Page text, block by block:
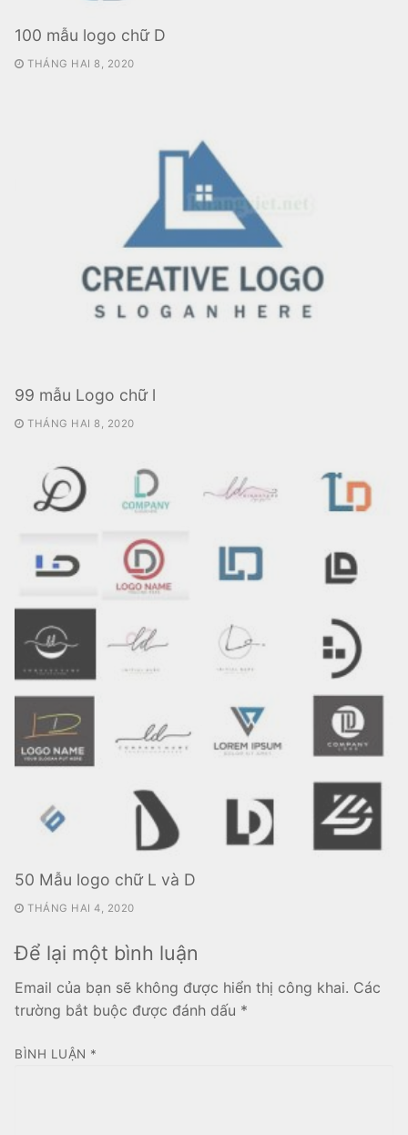
100 mẫu logo chữ D
THÁNG HAI 8, 2020
99 mẫu Logo chữ l
THÁNG HAI 8, 2020
50 Mẫu logo chữ L và D
THÁNG HAI 4, 2020
Để lại một bình luận
Email của bạn sẽ không được hiển thị công khai. Các
trường bắt buộc được đánh dấu *
BÌNH LUẬN *